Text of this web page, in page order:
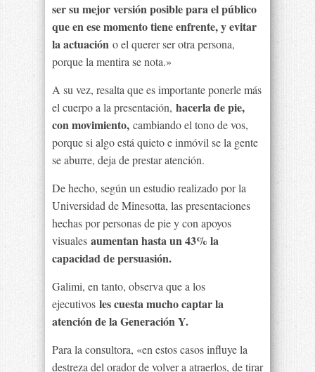
ser su mejor versión posible para el público
que en ese momento tiene enfrente, y evitar
la actuación o el querer ser otra persona,
porque la mentira se nota.»
A su vez, resalta que es importante ponerle más
el cuerpo a la presentación, hacerla de pie,
con movimiento, cambiando el tono de vos,
porque si algo está quieto e inmóvil se la gente
se aburre, deja de prestar atención.
De hecho, según un estudio realizado por la
Universidad de Minesotta, las presentaciones
hechas por personas de pie y con apoyos
visuales aumentan hasta un 43% la
capacidad de persuasión.
Galimi, en tanto, observa que a los
ejecutivos les cuesta mucho captar la
atención de la Generación Y.
Para la consultora, «en estos casos influye la
destreza del orador de volver a atraerlos, de tirar